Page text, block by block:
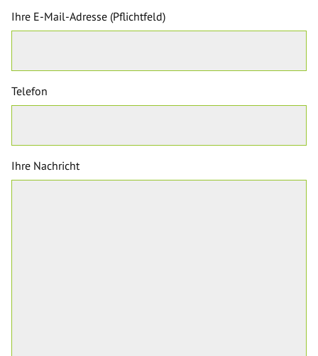
Ihre E-Mail-Adresse (Pflichtfeld)
Telefon
Ihre Nachricht